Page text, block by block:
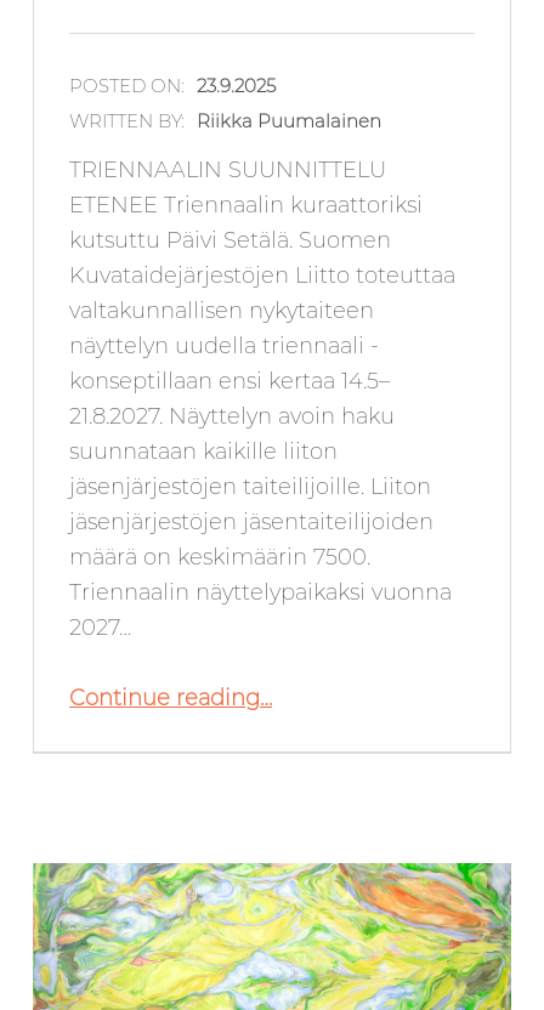
POSTED ON:
23.9.2025
WRITTEN BY:
Riikka Puumalainen
TRIENNAALIN SUUNNITTELU
ETENEE Triennaalin kuraattoriksi
kutsuttu Päivi Setälä. Suomen
Kuvataidejärjestöjen Liitto toteuttaa
valtakunnallisen nykytaiteen
näyttelyn uudella triennaali -
konseptillaan ensi kertaa 14.5–
21.8.2027. Näyttelyn avoin haku
suunnataan kaikille liiton
jäsenjärjestöjen taiteilijoille. Liiton
jäsenjärjestöjen jäsentaiteilijoiden
määrä on keskimäärin 7500.
Triennaalin näyttelypaikaksi vuonna
2027…
Continue reading…